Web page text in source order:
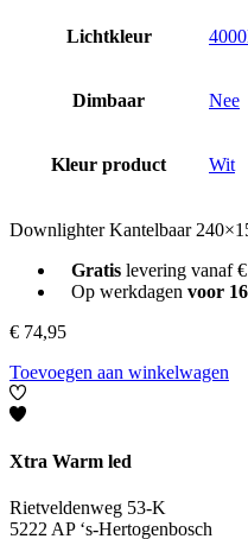
Lichtkleur
Dimbaar Nee
Kleur product Wit
Downlighter Kantelbaar
Gratislevering vanaf
Op werkdagen voor
€ 74,95
Toevoegen aan winkelwagen
Xtra Warm led
Rietveldenweg 53-K
5222 AP ‘s-Hertogenbosch